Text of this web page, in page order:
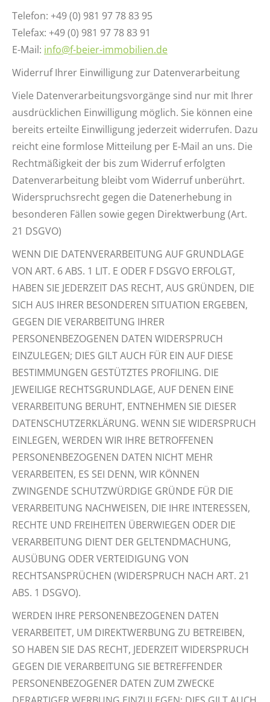
Telefon: +49 (0) 981 97 78 83 95
Telefax: +49 (0) 981 97 78 83 91
E-Mail: info@f-beier-immobilien.de
Widerruf Ihrer Einwilligung zur Datenverarbeitung
Viele Datenverarbeitungsvorgänge sind nur mit Ihrer
ausdrücklichen Einwilligung möglich. Sie können eine
bereits erteilte Einwilligung jederzeit widerrufen. Dazu
reicht eine formlose Mitteilung per E-Mail an uns. Die
Rechtmäßigkeit der bis zum Widerruf erfolgten
Datenverarbeitung bleibt vom Widerruf unberührt.
Widerspruchsrecht gegen die Datenerhebung in
besonderen Fällen sowie gegen Direktwerbung (Art.
21 DSGVO)
WENN DIE DATENVERARBEITUNG AUF GRUNDLAGE
VON ART. 6 ABS. 1 LIT. E ODER F DSGVO ERFOLGT,
HABEN SIE JEDERZEIT DAS RECHT, AUS GRÜNDEN, DIE
SICH AUS IHRER BESONDEREN SITUATION ERGEBEN,
GEGEN DIE VERARBEITUNG IHRER
PERSONENBEZOGENEN DATEN WIDERSPRUCH
EINZULEGEN; DIES GILT AUCH FÜR EIN AUF DIESE
BESTIMMUNGEN GESTÜTZTES PROFILING. DIE
JEWEILIGE RECHTSGRUNDLAGE, AUF DENEN EINE
VERARBEITUNG BERUHT, ENTNEHMEN SIE DIESER
DATENSCHUTZERKLÄRUNG. WENN SIE WIDERSPRUCH
EINLEGEN, WERDEN WIR IHRE BETROFFENEN
PERSONENBEZOGENEN DATEN NICHT MEHR
VERARBEITEN, ES SEI DENN, WIR KÖNNEN
ZWINGENDE SCHUTZWÜRDIGE GRÜNDE FÜR DIE
VERARBEITUNG NACHWEISEN, DIE IHRE INTERESSEN,
RECHTE UND FREIHEITEN ÜBERWIEGEN ODER DIE
VERARBEITUNG DIENT DER GELTENDMACHUNG,
AUSÜBUNG ODER VERTEIDIGUNG VON
RECHTSANSPRÜCHEN (WIDERSPRUCH NACH ART. 21
ABS. 1 DSGVO).
WERDEN IHRE PERSONENBEZOGENEN DATEN
VERARBEITET, UM DIREKTWERBUNG ZU BETREIBEN,
SO HABEN SIE DAS RECHT, JEDERZEIT WIDERSPRUCH
GEGEN DIE VERARBEITUNG SIE BETREFFENDER
PERSONENBEZOGENER DATEN ZUM ZWECKE